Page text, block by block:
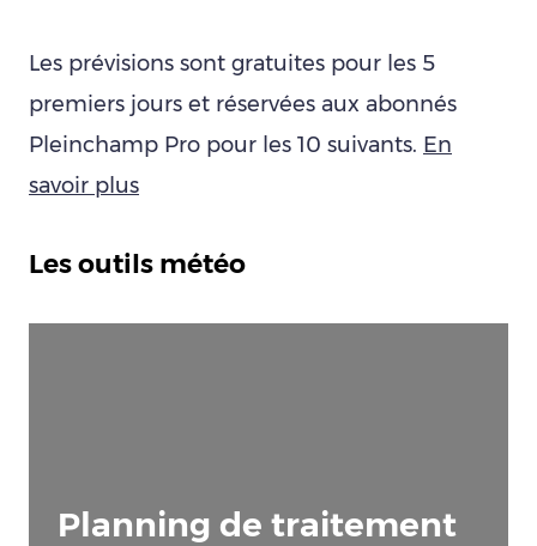
Les prévisions sont gratuites pour les 5
premiers jours et réservées aux abonnés
Pleinchamp Pro pour les 10 suivants. En
savoir plus
Les outils météo
Planning de traitement